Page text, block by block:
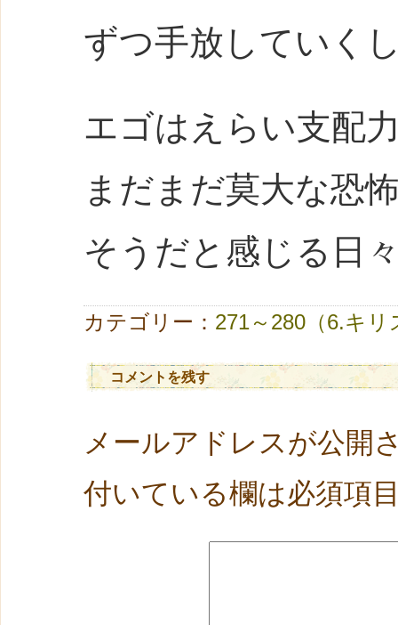
ずつ手放していく
エゴはえらい支配
まだまだ莫大な恐
そうだと感じる日
カテゴリー： 271～280（6.キ
コメントを残す
メールアドレスが公開
付いている欄は必須項